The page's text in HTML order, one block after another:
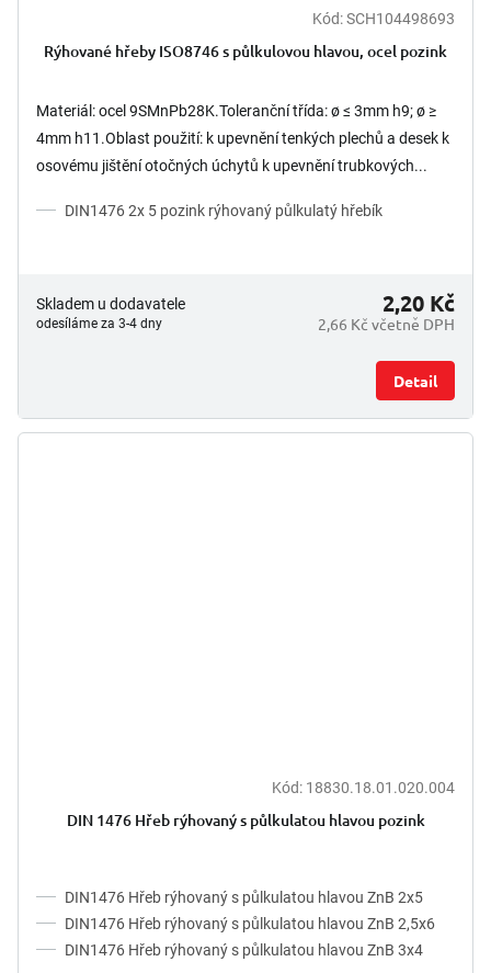
Kód:SCH104498693
Rýhované hřeby ISO8746 s půlkulovou hlavou, ocel pozink
Materiál: ocel 9SMnPb28K.Toleranční třída: ø ≤ 3mm h9; ø ≥
4mm h11.Oblast použití: k upevnění tenkých plechů a desek k
osovému jištění otočných úchytů k upevnění trubkových...
DIN1476 2x 5 pozink rýhovaný půlkulatý hřebík
Skladem u dodavatele
odesíláme za 3-4 dny 2,66 Kč včetně DPH
2,20 Kč
Detail
Kód: 18830.18.01.020.004
DIN 1476 Hřeb rýhovaný s půlkulatou hlavou pozink
DIN1476 Hřeb rýhovaný s půlkulatou hlavou ZnB 2x5
DIN1476 Hřeb rýhovaný s půlkulatou hlavou ZnB 2,5x6
DIN1476 Hřeb rýhovaný s půlkulatou hlavou ZnB 3x4